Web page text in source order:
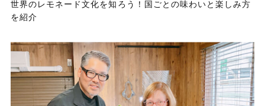
世界のレモネード文化を知ろう！国ごとの味わいと楽しみ方
を紹介